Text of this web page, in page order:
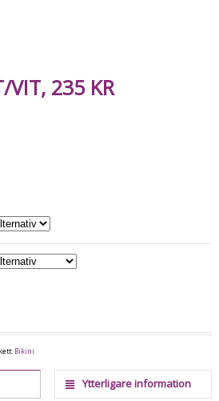
VIT, 235 KR
Bikini
Ytterligare information